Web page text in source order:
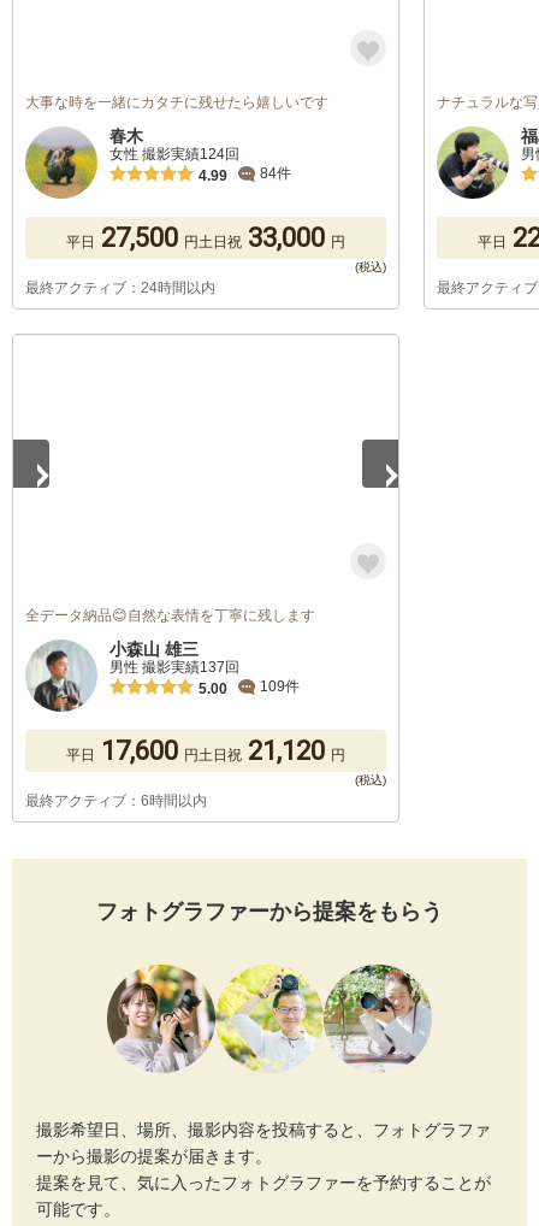
大事な時を一緒にカタチに残せたら嬉しいです
春木
女性 撮影実績124回
4.99
84件
平日 27,500 円土日祝 33,000 円
最終アクティブ：24時間以内
ナチュラルな
平日
最終アクティ
全データ納品😊自然な表情を丁寧に残します
小森山 雄三
男性 撮影実績137回
5.00
109件
平日 17,600 円土日祝 21,120 円
最終アクティブ：6時間以内
フォトグラファーから提案をもらう
撮影希望日、場所、撮影内容を投稿すると、フォトグラファ
ーから撮影の提案が届きます。
提案を見て、気に入ったフォトグラファーを予約することが
可能です。